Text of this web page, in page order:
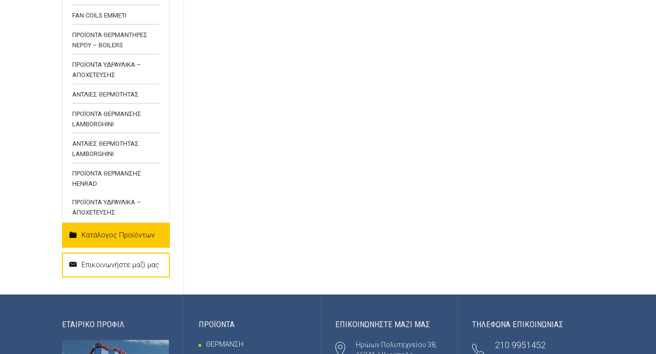
FAN COILS EMMETI
ΠΡΟΪΟΝΤΑ ΘΕΡΜΑΝΤΗΡΕΣ
ΝΕΡΟΥ – BOILERS
ΠΡΟΪΟΝΤΑ ΥΔΡΑΥΛΙΚΑ –
ΑΠΟΧΕΤΕΥΣΗΣ
ΑΝΤΛΙΕΣ ΘΕΡΜΟΤΗΤΑΣ
ΠΡΟΪΟΝΤΑ ΘΕΡΜΑΝΣΗΣ
LAMBORGHINI
ΑΝΤΛΙΕΣ ΘΕΡΜΟΤΗΤΑΣ
LAMBORGHINI
ΠΡΟΪΟΝΤΑ ΘΕΡΜΑΝΣΗΣ
HENRAD
ΠΡΟΪΟΝΤΑ ΥΔΡΑΥΛΙΚΑ –
ΑΠΟΧΕΤΕΥΣΗΣ
Κατάλογος Προϊόντων
Επικοινωνήστε μαζί μας
ΕΤΑΙΡΙΚΟ ΠΡΟΦΙΛ ΠΡΟΪΟΝΤΑ
ΘΕΡΜΑΝΣΗ
ΕΠΙΚΟΙΝΩΝΗΣΤΕ ΜΑΖΙ ΜΑΣ
Ηρώων Πολυτεχνείου 38,
ΤΗΛΕΦΩΝΑ ΕΠΙΚΟΙΝΩΝΙΑΣ
210 9951452